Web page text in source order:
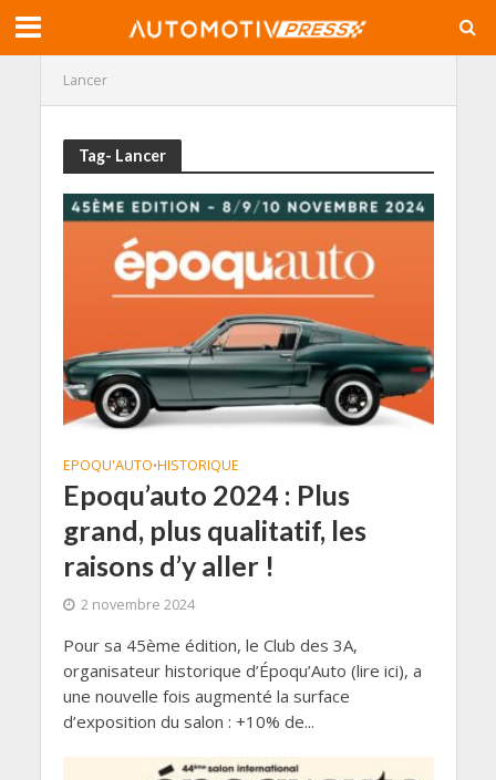
Lancer
Tag- Lancer
EPOQU'AUTO•HISTORIQUE
Epoqu’auto 2024 : Plus
grand, plus qualitatif, les
raisons d’y aller !
2 novembre 2024
Pour sa 45ème édition, le Club des 3A,
organisateur historique d’Époqu’Auto (lire ici), a
une nouvelle fois augmenté la surface
d’exposition du salon : +10% de...